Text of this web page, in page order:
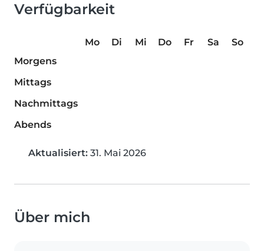
Verfügbarkeit
Mo Di Mi Do Fr Sa
So
Morgens
Mittags
Nachmittags
Abends
Aktualisiert: 31. Mai 2026
Über mich